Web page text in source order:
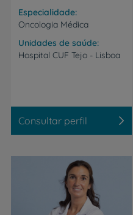
Especialidade
Oncologia Médica
Unidades de saúde
Hospital CUF Tejo - Lisboa
Consultar perfil